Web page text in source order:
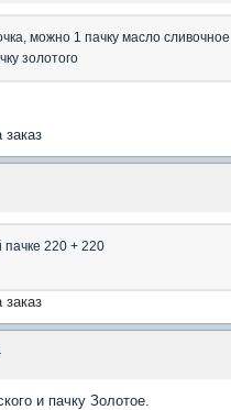
можно 1 пачку масло сливочное
золотого
заказ
220 + 220
заказ
и пачку Золотое.